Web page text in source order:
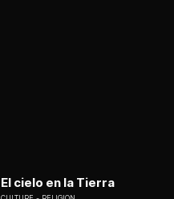
El cielo en la Tierra